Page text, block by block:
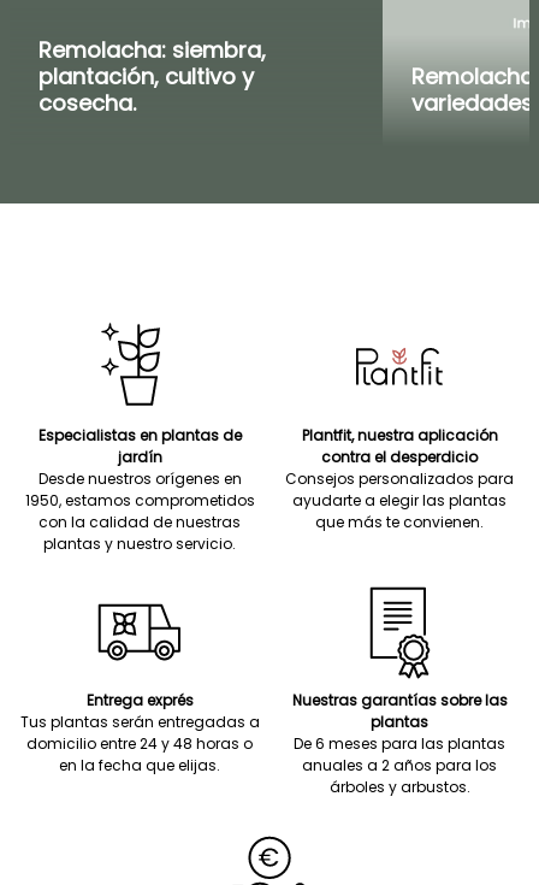
Remolacha: siembra,
plantación, cultivo y
cosecha.
variedades
Especialistas en plantas de
jardín
Desde nuestros orígenes en
1950, estamos comprometidos
con la calidad de nuestras
plantas y nuestro servicio.
Plantfit, nuestra aplicación
contra el desperdicio
Consejos personalizados para
ayudarte a elegir las plantas
que más te convienen.
Entrega exprés
Tus plantas serán entregadas a
domicilio entre 24 y 48 horas o
en la fecha que elijas.
Nuestras garantías sobre las
plantas
De 6 meses para las plantas
anuales a 2 años para los
árboles y arbustos.